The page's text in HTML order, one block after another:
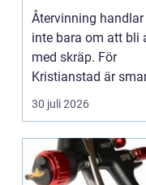
Återvinning handlar
inte bara om att bli
med skräp. För
Kristianstad är
avfallshantering en...
30 juli 2026